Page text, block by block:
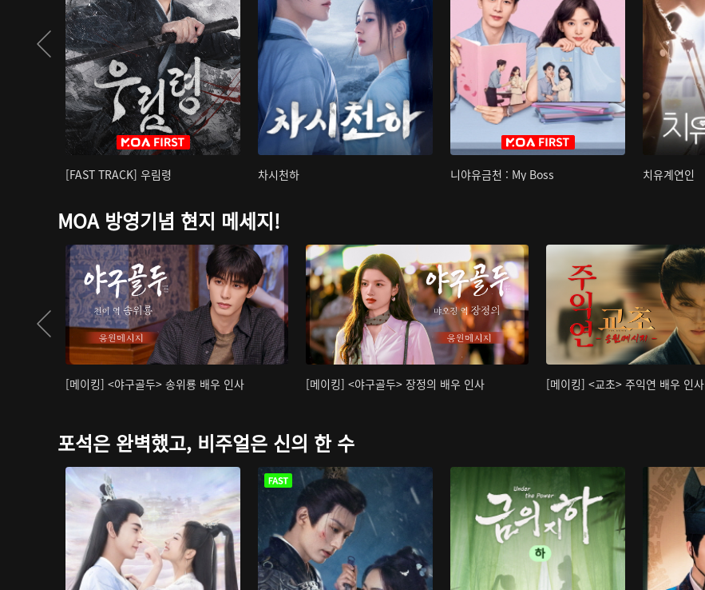
[FAST TRACK] 우림령 차시천하 니야유금천 : My Boss 치유계연인
MOA 방영기념 현지 메세지!
[메이킹] <야구골두> 송위룡 배우 인사 [메이킹] <야구골두> 장정의 배우 인사 [메이킹] <교초> 주익연 배우 인사
포석은 완벽했고, 비주얼은 신의 한 수